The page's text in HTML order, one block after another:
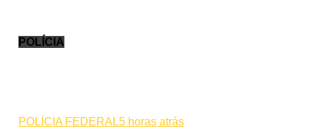
POLÍCIA
POLÍCIA FEDERAL5 horas atrás